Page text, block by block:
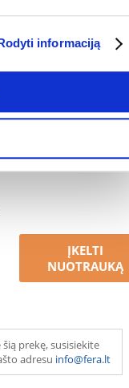
informaciją
ĮKELTI
NUOTRAUKĄ
prekę, susisiekite
adresu info@fera.lt